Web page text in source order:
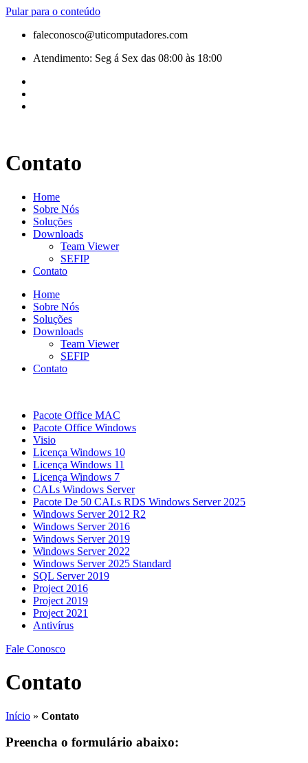
Pular para o conteúdo
faleconosco@uticomputadores.com
Atendimento: Seg á Sex das 08:00 às 18:00
Contato
Home
Sobre Nós
Soluções
Downloads
Team Viewer
SEFIP
Contato
Home
Sobre Nós
Soluções
Downloads
Team Viewer
SEFIP
Contato
Pacote Office MAC
Pacote Office Windows
Visio
Licença Windows 10
Licença Windows 11
Licença Windows 7
CALs Windows Server
Pacote De 50 CALs RDS Windows Server 2025
Windows Server 2012 R2
Windows Server 2016
Windows Server 2019
Windows Server 2022
Windows Server 2025 Standard
SQL Server 2019
Project 2016
Project 2019
Project 2021
Antivírus
Fale Conosco
Contato
Início » Contato
Preencha o formulário abaixo: